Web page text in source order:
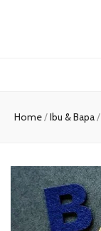
Home/Ibu & Bapa/